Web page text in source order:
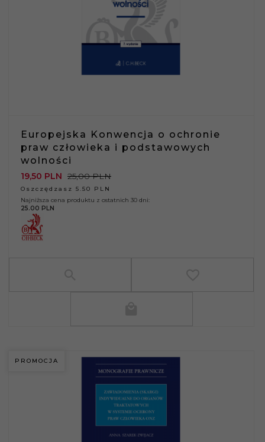
Europejska Konwencja o ochronie
praw człowieka i podstawowych
wolności
19,50 PLN 25,00 PLN
Oszczędzasz 5.50 PLN
Najniższa cena produktu z ostatnich 30 dni:
25.00 PLN
PROMOCJA